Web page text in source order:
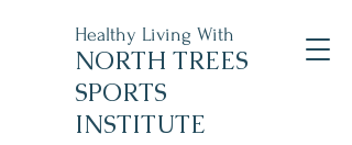
Healthy Living With
NORTH TREES
SPORTS
INSTITUTE